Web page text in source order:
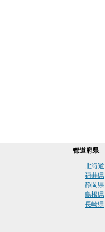
都道府県
北海道
福井県
静岡県
島根県
長崎県